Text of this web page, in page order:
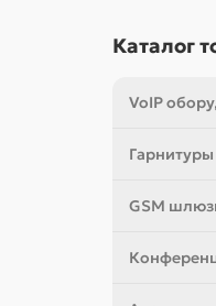
Каталог
VoIP
Гарнитуры
GSM